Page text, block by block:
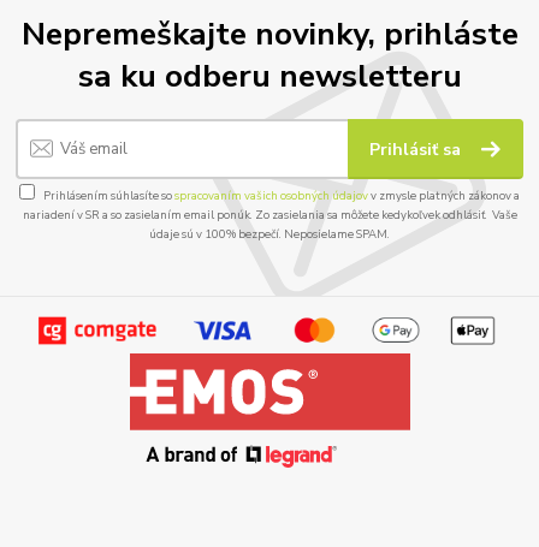
Nepremeškajte novinky, prihláste
sa ku odberu newsletteru
Prihlásiť sa
Prihlásením súhlasíte sospracovaním vašich osobných údajovv zmysle platných zákonov a
nariadení v SR a so zasielaním email ponúk. Zo zasielania sa môžete kedykoľvek odhlásiť. Vaše
údaje sú v 100% bezpečí. Neposielame SPAM.